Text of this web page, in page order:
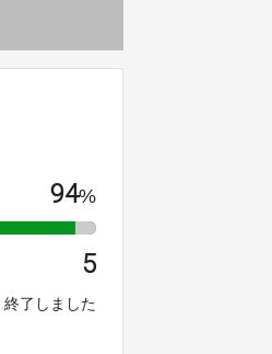
94%
5
終了しました